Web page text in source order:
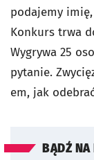
podajemy
Konkurs trwa
Wygrywa 25
pytanie.
em, jak
BĄDŹ